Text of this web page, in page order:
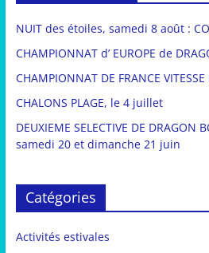
NUIT des étoiles, samedi 8 août :
CHAMPIONNAT d’ EUROPE de
CHAMPIONNAT DE FRANCE VITESSE
CHALONS PLAGE, le 4 juillet
DEUXIEME SELECTIVE DE DRAGON
samedi 20 et dimanche 21 juin
Catégories
Activités estivales